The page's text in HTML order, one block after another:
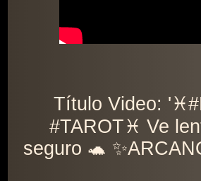
Título Video:
#TAROT♓️ Ve
seguro 🐢